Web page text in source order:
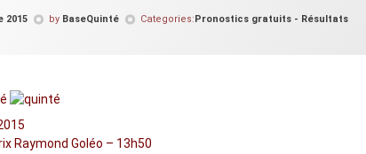
2015 by BaseQuinté Categories:Pronostics gratuits - Résultats
Raymond Goléo – 13h50